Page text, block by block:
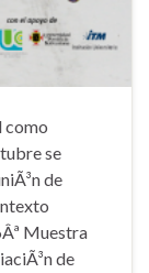
como
se
de
Muestra
de